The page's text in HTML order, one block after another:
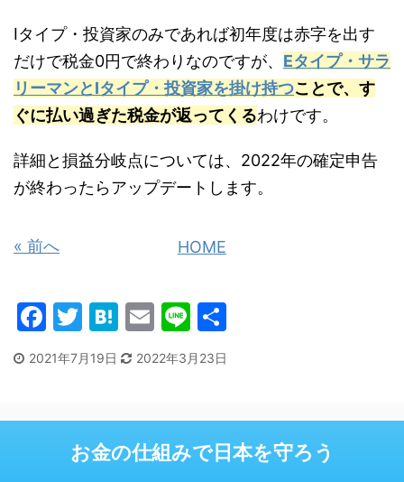
Iタイプ・投資家のみであれば初年度は赤字を出す
だけで税金0円で終わりなのですが、 Eタイプ・サラ
リーマンとIタイプ・投資家を掛け持つことで、す
ぐに払い過ぎた税金が返ってくるわけです。
詳細と損益分岐点については、2022年の確定申告
が終わったらアップデートします。
« 前へ HOME
F
a
c
b
T
w
itt
H
at
e
a
E
m
ai
Li
n
e
2021年7月19日 2022年3月23日
お金の仕組みで日本を守ろう